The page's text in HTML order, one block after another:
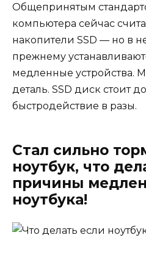
Общепринятым
компьютера сейчас
накопители SSD — но в
прежнему
медленные устройства.
деталь. SSD диск стоит
быстродействие в разы.
Стал сильно
ноутбук, что
причины
ноутбука!